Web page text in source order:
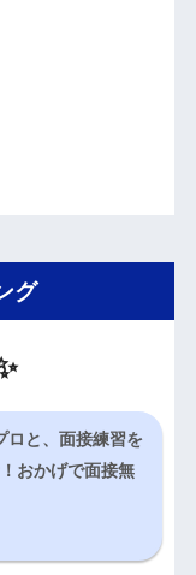
グ
ロと、面接練習を
おかげで面接無